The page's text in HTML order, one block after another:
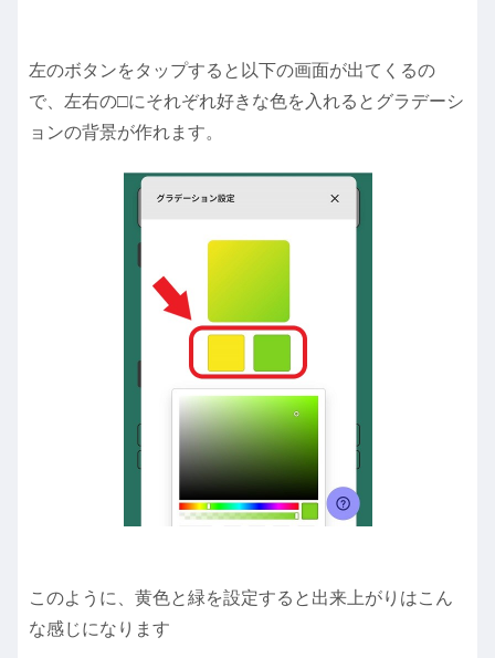
左のボタンをタップすると以下の画面が出てくるの
で、左右の□にそれぞれ好きな色を入れるとグラデーシ
ョンの背景が作れます。
このように、黄色と緑を設定すると出来上がりはこん
な感じになります